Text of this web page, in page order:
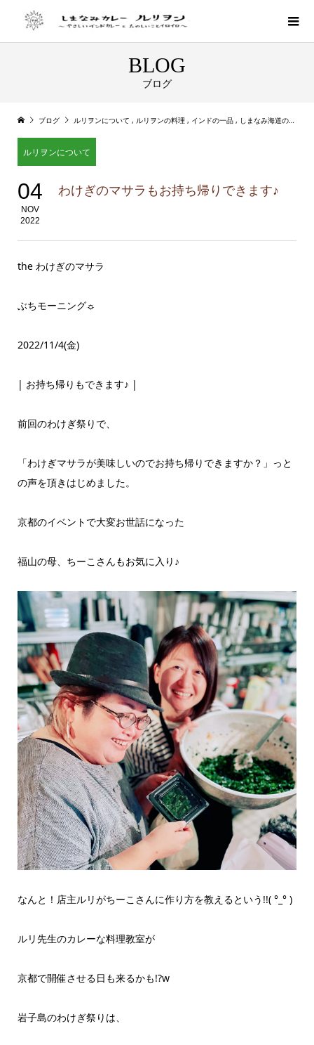
BLOG
ブログ
ブログ ルリヲンについて , ルリヲンの料理 , インドの一品 , しまなみ海道のイベント
ルリヲンについて
04
NOV
2022
わけぎのマサラもお持ち帰りできます♪
the わけぎのマサラ
ぶちモーニング☼
2022/11/4(金)
| お持ち帰りもできます♪ |
前回のわけぎ祭りで、
「わけぎマサラが美味しいのでお持ち帰りできますか？」っと
の声を頂きはじめました。
京都のイベントで大変お世話になった
福山の母、ちーこさんもお気に入り♪
なんと！店主ルリがちーこさんに作り方を教えるという!!( °_° )
ルリ先生のカレーな料理教室が
京都で開催させる日も来るかも!?‪w
岩子島のわけぎ祭りは、